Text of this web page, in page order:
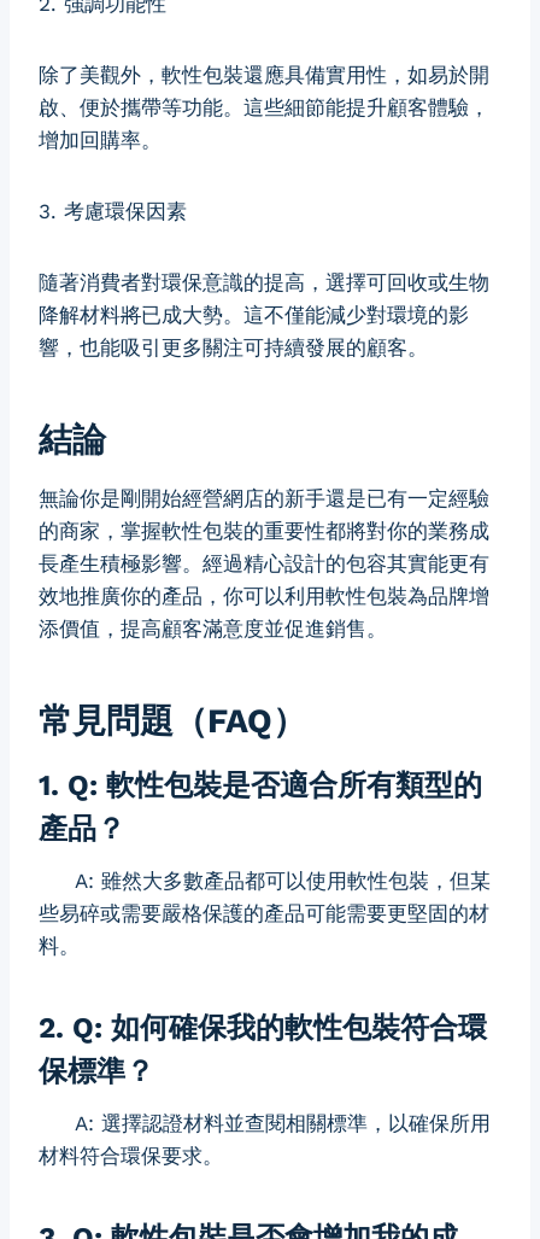
除了美觀外，軟性包裝還應具備實用性，如易於開
啟、便於攜帶等功能。這些細節能提升顧客體驗，
增加回購率。
3. 考慮環保因素
隨著消費者對環保意識的提高，選擇可回收或生物
降解材料將已成大勢。這不僅能減少對環境的影
響，也能吸引更多關注可持續發展的顧客。
結論
無論你是剛開始經營網店的新手還是已有一定經驗
的商家，掌握軟性包裝的重要性都將對你的業務成
長產生積極影響。經過精心設計的包容其實能更有
效地推廣你的產品，你可以利用軟性包裝為品牌增
添價值，提高顧客滿意度並促進銷售。
常見問題（FAQ）
1. Q: 軟性包裝是否適合所有類型的
產品？
A: 雖然大多數產品都可以使用軟性包裝，但某
些易碎或需要嚴格保護的產品可能需要更堅固的材
料。
2. Q: 如何確保我的軟性包裝符合環
保標準？
A: 選擇認證材料並查閱相關標準，以確保所用
材料符合環保要求。